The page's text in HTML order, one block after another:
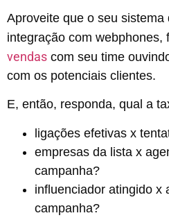
Aproveite que o seu sistema
integração com webphones,
vendas com seu time
com os potenciais clientes.
E, então, responda, qual a
ligações efetivas x
empresas da lista x
campanha?
influenciador atingido x
campanha?